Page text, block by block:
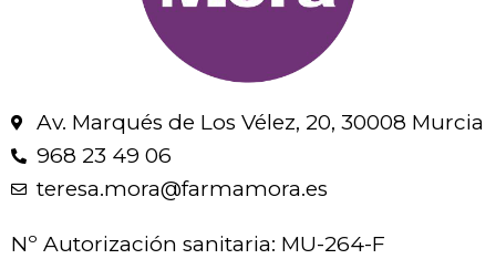
Av. Marqués de Los Vélez, 20, 30008 Murcia
968 23 49 06
teresa.mora@farmamora.es
Nº Autorización sanitaria: MU-264-F